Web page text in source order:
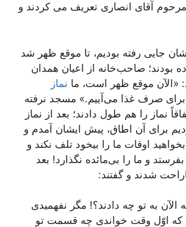
مرحوم آقای انصاری تعریف می کردند و
جایی رفته بودیم، تا موقع ظهر شد
بودند؛ صاحب‌خانه از اعیان همدان
«الآن موقع ظهر است، ما نماز
برای صرف غذا می‌آییم.» مسجد نرفته
نماز را هم طول دادند؛ بعد از نماز
برای آن اطاق، پیش ایشان آمدم و
اوقات ما را بیخود تلف نکند و
و ما را بی‌مائده نگذارد! بعد
شدند و گفتند:
الآن به تو چه دادند؟! مگر نفهمیدی
که اوّل وقت خواندی چه قسمت تو